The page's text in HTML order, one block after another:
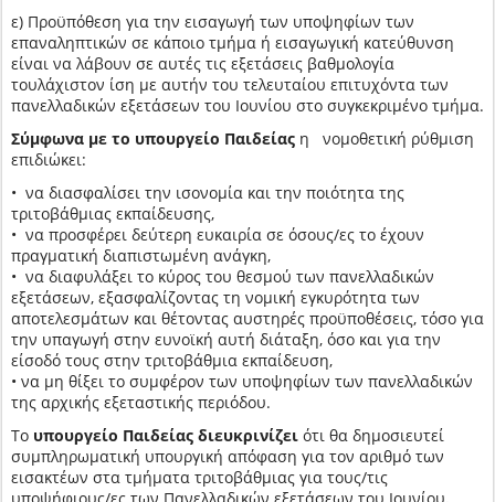
ε) Προϋπόθεση για την εισαγωγή των υποψηφίων των
επαναληπτικών σε κάποιο τμήμα ή εισαγωγική κατεύθυνση
είναι να λάβουν σε αυτές τις εξετάσεις βαθμολογία
τουλάχιστον ίση με αυτήν του τελευταίου επιτυχόντα των
πανελλαδικών εξετάσεων του Ιουνίου στο συγκεκριμένο τμήμα.
Σύμφωνα με το υπουργείο Παιδείας η
νομοθετική ρύθμιση
επιδιώκει:
• να διασφαλίσει την ισονομία και την ποιότητα της
τριτοβάθμιας εκπαίδευσης,
• να προσφέρει δεύτερη ευκαιρία σε όσους/ες το έχουν
πραγματική διαπιστωμένη ανάγκη,
• να διαφυλάξει το κύρος του θεσμού των πανελλαδικών
εξετάσεων, εξασφαλίζοντας τη νομική εγκυρότητα των
αποτελεσμάτων και θέτοντας αυστηρές προϋποθέσεις, τόσο για
την υπαγωγή στην ευνοϊκή αυτή διάταξη, όσο και για την
είσοδό τους στην τριτοβάθμια εκπαίδευση,
• να μη θίξει το συμφέρον των υποψηφίων των πανελλαδικών
της αρχικής εξεταστικής περιόδου.
Το υπουργείο Παιδείας διευκρινίζει ότι θα δημοσιευτεί
συμπληρωματική υπουργική απόφαση για τον αριθμό των
εισακτέων στα τμήματα τριτοβάθμιας για τους/τις